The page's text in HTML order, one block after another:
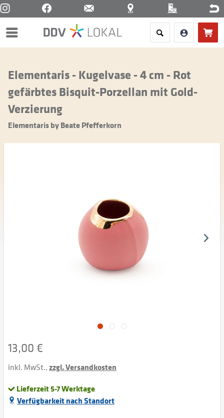
Menü
Elementaris - Kugelvase - 4 cm - Rot
gefärbtes Bisquit-Porzellan mit Gold-
Verzierung
Elementaris by Beate Pfefferkorn
13,00 €
inkl. MwSt.,zzgl. Versandkosten
Lieferzeit 5-7 Werktage
Verfügbarkeit nach Standort